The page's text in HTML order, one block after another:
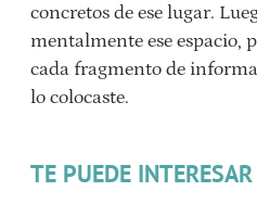
concretos de ese lugar.
mentalmente ese espacio,
cada fragmento de
lo colocaste.
TE PUEDE INTERESAR